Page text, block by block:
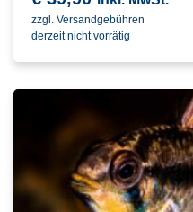
zzgl. Versandgebühren
derzeit nicht vorrätig